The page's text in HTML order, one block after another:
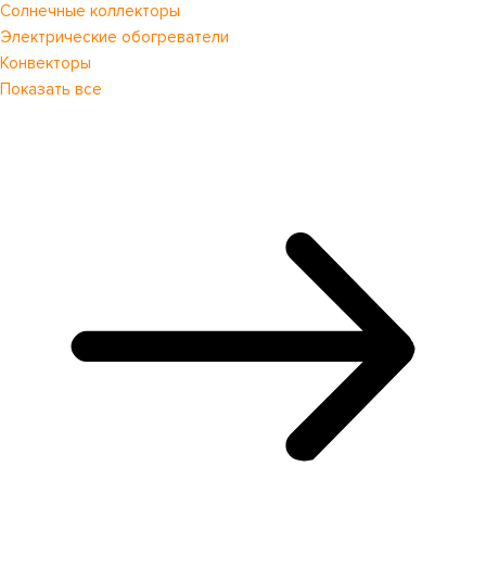
Солнечные коллекторы
Электрические обогреватели
Конвекторы
Показать все